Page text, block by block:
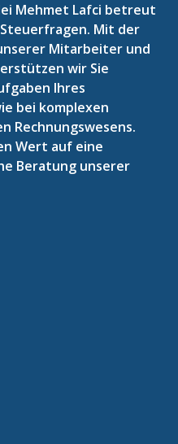
Mehmet Lafci betreut
Mit der
Mitarbeiter und
wir Sie
Ihres
bei komplexen
Rechnungswesens.
Wert auf eine
Beratung unserer